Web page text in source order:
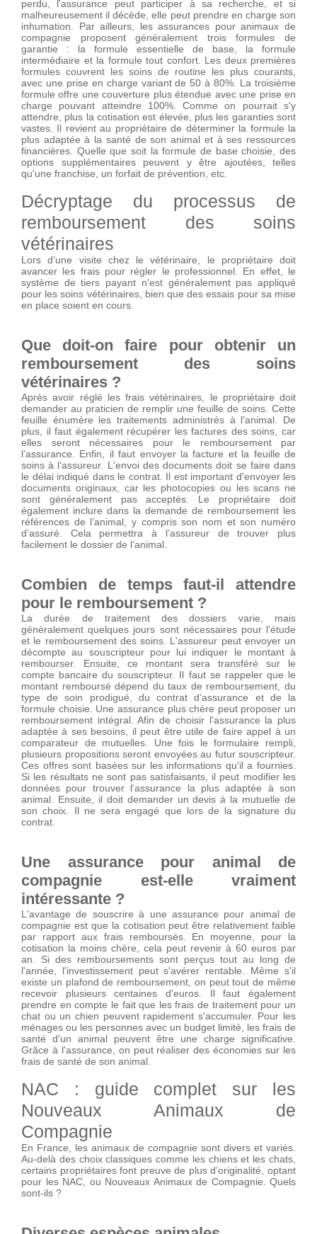
perdu, l'assurance peut participer à sa recherche, et si
malheureusement il décède, elle peut prendre en charge son
inhumation. Par ailleurs, les assurances pour animaux de
compagnie proposent généralement trois formules de
garantie : la formule essentielle de base, la formule
intermédiaire et la formule tout confort. Les deux premières
formules couvrent les soins de routine les plus courants,
avec une prise en charge variant de 50 à 80%. La troisième
formule offre une couverture plus étendue avec une prise en
charge pouvant atteindre 100%. Comme on pourrait s'y
attendre, plus la cotisation est élevée, plus les garanties sont
vastes. Il revient au propriétaire de déterminer la formule la
plus adaptée à la santé de son animal et à ses ressources
financières. Quelle que soit la formule de base choisie, des
options supplémentaires peuvent y être ajoutées, telles
qu'une franchise, un forfait de prévention, etc.
Décryptage du processus de
remboursement des soins
vétérinaires
Lors d’une visite chez le vétérinaire, le propriétaire doit
avancer les frais pour régler le professionnel. En effet, le
système de tiers payant n'est généralement pas appliqué
pour les soins vétérinaires, bien que des essais pour sa mise
en place soient en cours.
Que doit-on faire pour obtenir un
remboursement des soins
vétérinaires ?
Après avoir réglé les frais vétérinaires, le propriétaire doit
demander au praticien de remplir une feuille de soins. Cette
feuille énumère les traitements administrés à l’animal. De
plus, il faut également récupérer les factures des soins, car
elles seront nécessaires pour le remboursement par
l’assurance. Enfin, il faut envoyer la facture et la feuille de
soins à l’assureur. L'envoi des documents doit se faire dans
le délai indiqué dans le contrat. Il est important d'envoyer les
documents originaux, car les photocopies ou les scans ne
sont généralement pas acceptés. Le propriétaire doit
également inclure dans la demande de remboursement les
références de l’animal, y compris son nom et son numéro
d’assuré. Cela permettra à l’assureur de trouver plus
facilement le dossier de l’animal.
Combien de temps faut-il attendre
pour le remboursement ?
La durée de traitement des dossiers varie, mais
généralement quelques jours sont nécessaires pour l’étude
et le remboursement des soins. L'assureur peut envoyer un
décompte au souscripteur pour lui indiquer le montant à
rembourser. Ensuite, ce montant sera transféré sur le
compte bancaire du souscripteur. Il faut se rappeler que le
montant remboursé dépend du taux de remboursement, du
type de soin prodigué, du contrat d’assurance et de la
formule choisie. Une assurance plus chère peut proposer un
remboursement intégral. Afin de choisir l'assurance la plus
adaptée à ses besoins, il peut être utile de faire appel à un
comparateur de mutuelles. Une fois le formulaire rempli,
plusieurs propositions seront envoyées au futur souscripteur.
Ces offres sont basées sur les informations qu'il a fournies.
Si les résultats ne sont pas satisfaisants, il peut modifier les
données pour trouver l'assurance la plus adaptée à son
animal. Ensuite, il doit demander un devis à la mutuelle de
son choix. Il ne sera engagé que lors de la signature du
contrat.
Une assurance pour animal de
compagnie est-elle vraiment
intéressante ?
L'avantage de souscrire à une assurance pour animal de
compagnie est que la cotisation peut être relativement faible
par rapport aux frais remboursés. En moyenne, pour la
cotisation la moins chère, cela peut revenir à 60 euros par
an. Si des remboursements sont perçus tout au long de
l'année, l'investissement peut s'avérer rentable. Même s'il
existe un plafond de remboursement, on peut tout de même
recevoir plusieurs centaines d'euros. Il faut également
prendre en compte le fait que les frais de traitement pour un
chat ou un chien peuvent rapidement s'accumuler. Pour les
ménages ou les personnes avec un budget limité, les frais de
santé d'un animal peuvent être une charge significative.
Grâce à l'assurance, on peut réaliser des économies sur les
frais de santé de son animal.
NAC : guide complet sur les
Nouveaux Animaux de
Compagnie
En France, les animaux de compagnie sont divers et variés.
Au-delà des choix classiques comme les chiens et les chats,
certains propriétaires font preuve de plus d’originalité, optant
pour les NAC, ou Nouveaux Animaux de Compagnie. Quels
sont-ils ?